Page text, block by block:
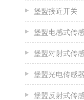
堡盟接近开关
堡盟电感式传
堡盟对射式传
堡盟光电传感器
堡盟反射式传